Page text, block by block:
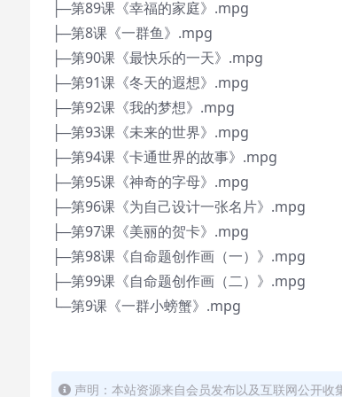
├─第89课《幸福的家庭》.mpg
├─第8课《一群鱼》.mpg
├─第90课《最快乐的一天》.mpg
├─第91课《冬天的遐想》.mpg
├─第92课《我的梦想》.mpg
├─第93课《未来的世界》.mpg
├─第94课《卡通世界的故事》.mpg
├─第95课《神奇的字母》.mpg
├─第96课《为自己设计一张名片》.mpg
├─第97课《美丽的贺卡》.mpg
├─第98课《自命题创作画（一）》.mpg
├─第99课《自命题创作画（二）》.mpg
└─第9课《一群小螃蟹》.mpg
声明：本站资源来自会员发布以及互联网公开